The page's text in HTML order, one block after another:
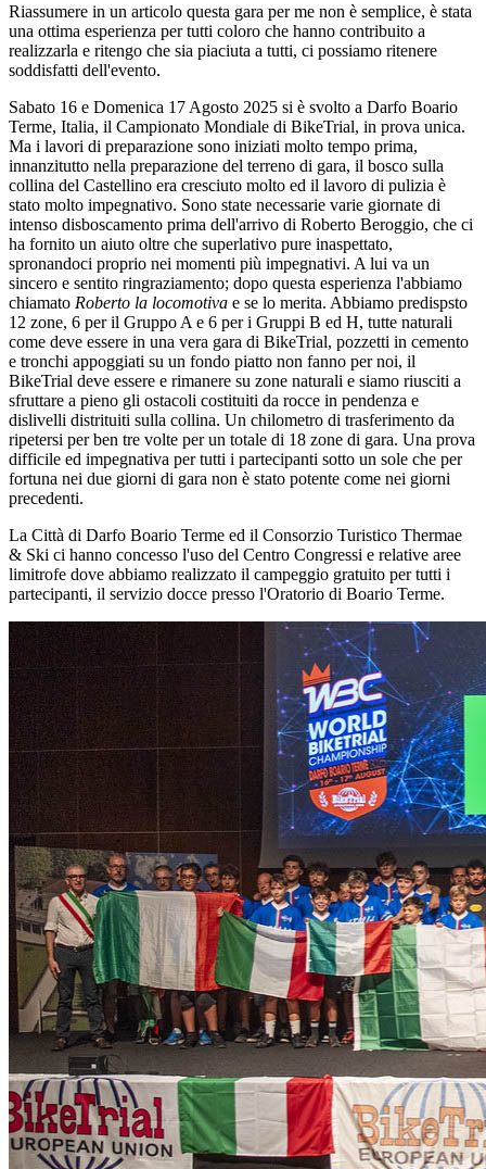
Riassumere in un articolo questa gara per me non è semplice, è stata
una ottima esperienza per tutti coloro che hanno contribuito a
realizzarla e ritengo che sia piaciuta a tutti, ci possiamo ritenere
soddisfatti dell'evento.
Sabato 16 e Domenica 17 Agosto 2025 si è svolto a Darfo Boario
Terme, Italia, il Campionato Mondiale di BikeTrial, in prova unica.
Ma i lavori di preparazione sono iniziati molto tempo prima,
innanzitutto nella preparazione del terreno di gara, il bosco sulla
collina del Castellino era cresciuto molto ed il lavoro di pulizia è
stato molto impegnativo. Sono state necessarie varie giornate di
intenso disboscamento prima dell'arrivo di Roberto Beroggio, che ci
ha fornito un aiuto oltre che superlativo pure inaspettato,
spronandoci proprio nei momenti più impegnativi. A lui va un
sincero e sentito ringraziamento; dopo questa esperienza l'abbiamo
chiamato Roberto la locomotiva e se lo merita. Abbiamo predispsto
12 zone, 6 per il Gruppo A e 6 per i Gruppi B ed H, tutte naturali
come deve essere in una vera gara di BikeTrial, pozzetti in cemento
e tronchi appoggiati su un fondo piatto non fanno per noi, il
BikeTrial deve essere e rimanere su zone naturali e siamo riusciti a
sfruttare a pieno gli ostacoli costituiti da rocce in pendenza e
dislivelli distrituiti sulla collina. Un chilometro di trasferimento da
ripetersi per ben tre volte per un totale di 18 zone di gara. Una prova
difficile ed impegnativa per tutti i partecipanti sotto un sole che per
fortuna nei due giorni di gara non è stato potente come nei giorni
precedenti.
La Città di Darfo Boario Terme ed il Consorzio Turistico Thermae
& Ski ci hanno concesso l'uso del Centro Congressi e relative aree
limitrofe dove abbiamo realizzato il campeggio gratuito per tutti i
partecipanti, il servizio docce presso l'Oratorio di Boario Terme.